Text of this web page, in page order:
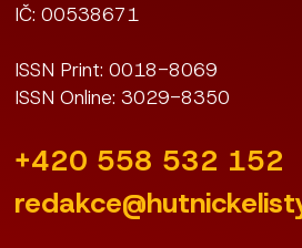
IČ: 00538671
ISSN Print: 0018-8069
ISSN Online: 3029-8350
+420 558 532 152